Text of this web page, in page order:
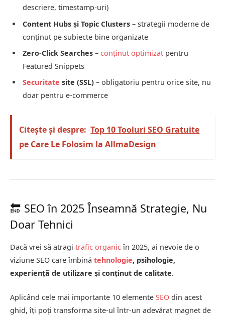
descriere, timestamp-uri)
Content Hubs și Topic Clusters – strategii moderne de
conținut pe subiecte bine organizate
Zero-Click Searches – conținut optimizat pentru
Featured Snippets
Securitate site (SSL) – obligatoriu pentru orice site, nu
doar pentru e-commerce
Citește și despre: Top 10 Tooluri SEO Gratuite
pe Care Le Folosim la AllmaDesign
🔚 SEO în 2025 Înseamnă Strategie, Nu
Doar Tehnici
Dacă vrei să atragi trafic organicîn 2025, ai nevoie de o
viziune SEO care îmbină tehnologie, psihologie,
experiență de utilizare și conținut de calitate.
Aplicând cele mai importante 10 elemente SEO din acest
ghid, îți poți transforma site-ul într-un adevărat magnet de